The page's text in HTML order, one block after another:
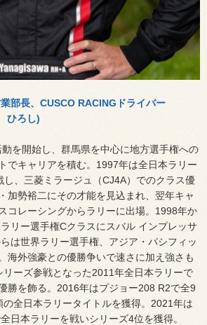
部長、CUSCO RACINGドライバー
ひろし)
を開始し、群馬県を中心に地方選手権への
でキャリアを積む。1997年は全日本ラリー
し、三菱ミラージュ（CJ4A）でのクラス優
加勢裕二にその才能を見込まれ、翌年キャ
コレーシングからラリーに出場。1998年か
リー選手権Cクラスにスバル インプレッサ
は世界ラリー選手権、アジア・パシフィッ
海外強豪との優勝争いで速さに加え強さも
ーズ参戦となった2011年全日本ラリーで
勝を飾る。2016年はプジョー208 R2で全9
全日本ラリータイトルを獲得。2021年は
日本ラリーを戦いシリーズ4位を獲得。